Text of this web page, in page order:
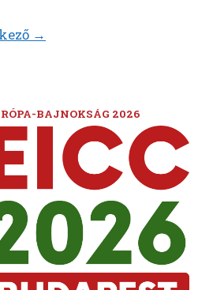
→
BAJNOKSÁG 2026